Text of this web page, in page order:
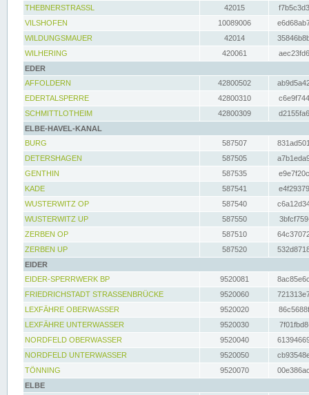
THEBNERSTRASSL
42015
VILSHOFEN
10089006
WILDUNGSMAUER
42014
WILHERING
420061
EDER
AFFOLDERN
42800502
EDERTALSPERRE
42800310
SCHMITTLOTHEIM
42800309
ELBE-HAVEL-KANAL
BURG
587507
DETERSHAGEN
587505
GENTHIN
587535
KADE
587541
WUSTERWITZ OP
587540
WUSTERWITZ UP
587550
ZERBEN OP
587510
ZERBEN UP
587520
EIDER
EIDER-SPERRWERK BP
9520081
FRIEDRICHSTADT STRASSENBRÜCKE
9520060
LEXFÄHRE OBERWASSER
9520020
LEXFÄHRE UNTERWASSER
9520030
NORDFELD OBERWASSER
9520040
NORDFELD UNTERWASSER
9520050
TÖNNING
9520070
ELBE